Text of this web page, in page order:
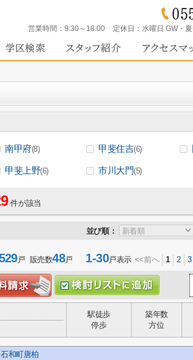
営業時間： 9:30～18:00 定休日： 水曜日 GW・
南甲府(8) 甲斐住吉(6)
甲斐上野(6) 市川大門(5)
件が該当
並び順：
戸 販売数48戸 1-30戸表示 <<前へ 1 2 3
駅徒歩
停歩
築年数
方位
石和町唐柏